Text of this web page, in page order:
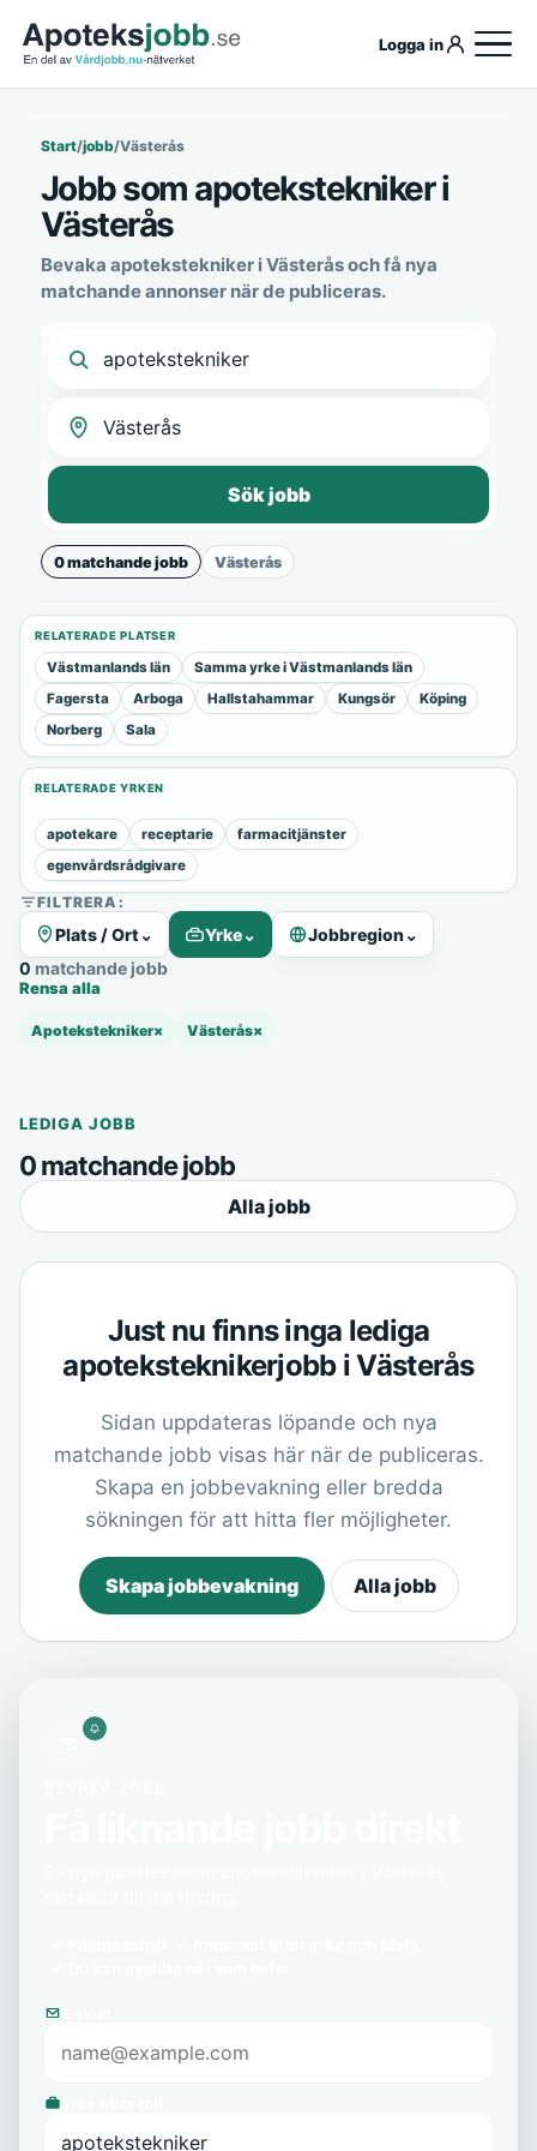
Logga in
Start/jobb/Västerås
Jobb som apotekstekniker i
Västerås
Bevaka apotekstekniker i Västerås och få nya
matchande annonser när de publiceras.
Sök jobb
0 matchande jobb Västerås
RELATERADE PLATSER
Västmanlands län
Samma yrke i Västmanlands län
Fagersta
Arboga Hallstahammar Kungsör
Köping
Norberg
Sala
RELATERADE YRKEN
apotekare receptarie
farmacitjänster
egenvårdsrådgivare
FILTRERA:
Plats / Ort ⌄ Yrke⌄ Jobbregion⌄
0 matchande jobb
Rensa alla
Apotekstekniker× Västerås×
LEDIGA JOBB
0 matchande jobb
Alla jobb
Just nu finns inga lediga
apoteksteknikerjobb i Västerås
Sidan uppdateras löpande och nya
matchande jobb visas här när de publiceras.
Skapa en jobbevakning eller bredda
sökningen för att hitta fler möjligheter.
Skapa jobbevakning Alla jobb